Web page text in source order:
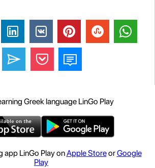
Greek language LinGo Play
app LinGo Play onApple StoreorGoogle
Play